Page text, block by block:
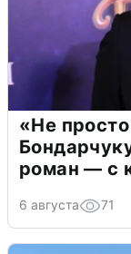
«Не
роман — с
6 августа 71